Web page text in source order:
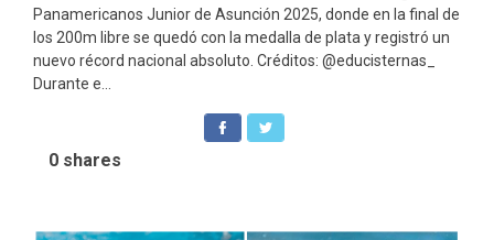
Panamericanos Junior de Asunción 2025, donde en la final de
los 200m libre se quedó con la medalla de plata y registró un
nuevo récord nacional absoluto. Créditos: @educisternas_
Durante e...
0 shares